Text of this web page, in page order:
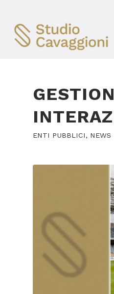
ENTI PUBBLICI, NEWS